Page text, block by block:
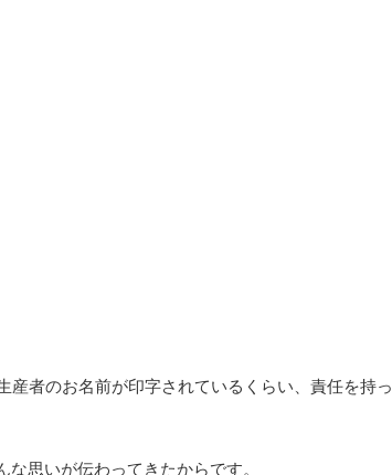
産者のお名前が印字されているくらい、責任を持っ
思いが伝わってきたからです。